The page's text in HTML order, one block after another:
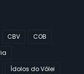
CBV
COB
Ídolos do Vôlei